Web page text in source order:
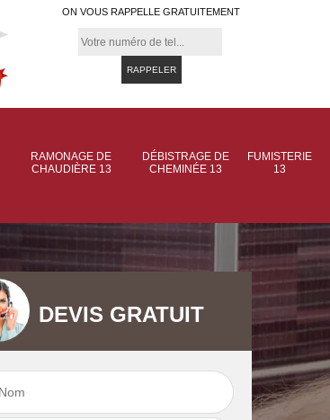
ON VOUS RAPPELLE GRATUITEMENT
RAMONAGE DE
CHAUDIÈRE 13
DÉBISTRAGE DE
CHEMINÉE 13
FUMISTERIE
13
Ramonage de
chaudière 13
Ramonage de
cheminée 13
DEVIS GRATUIT